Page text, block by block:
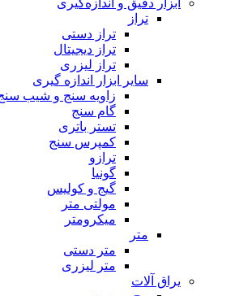
تراز
تراز دستی
تراز دیجیتال
تراز لیزری
سایر ابزار اندازه گیری
زاویه سنج و شیب سنج
گام سنج
تستر باتری
کمپرس سنج
ترازو
گونیا
گیج و کولیس
مولتی متر
میکرومتر
متر
متر دستی
متر لیزری
یراق آلات